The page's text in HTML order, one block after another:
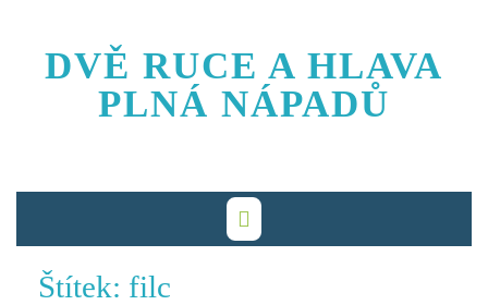
content
DVĚ RUCE A HLAVA
PLNÁ NÁPADŮ
Štítek: filc